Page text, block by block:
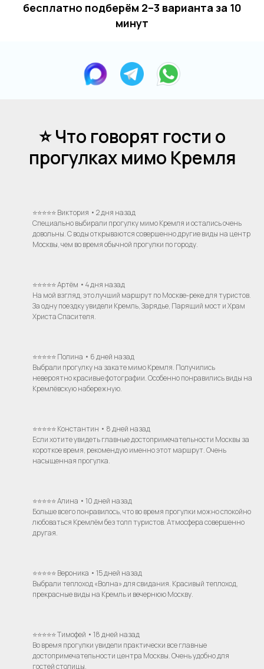
бесплатно подберём 2–3 варианта за 10
минут
⭐ Что говорят гости о
прогулках мимо Кремля
⭐⭐⭐⭐⭐ Виктория • 2 дня назад
Специально выбирали прогулку мимо Кремля и остались очень
довольны. С воды открываются совершенно другие виды на центр
Москвы, чем во время обычной прогулки по городу.
⭐⭐⭐⭐⭐ Артём • 4 дня назад
На мой взгляд, это лучший маршрут по Москве-реке для туристов.
За одну поездку увидели Кремль, Зарядье, Парящий мост и Храм
Христа Спасителя.
⭐⭐⭐⭐⭐ Полина • 6 дней назад
Выбрали прогулку на закате мимо Кремля. Получились
невероятно красивые фотографии. Особенно понравились виды на
Кремлёвскую набережную.
⭐⭐⭐⭐⭐ Константин • 8 дней назад
Если хотите увидеть главные достопримечательности Москвы за
короткое время, рекомендую именно этот маршрут. Очень
насыщенная прогулка.
⭐⭐⭐⭐⭐ Алина • 10 дней назад
Больше всего понравилось, что во время прогулки можно спокойно
любоваться Кремлём без толп туристов. Атмосфера совершенно
другая.
⭐⭐⭐⭐⭐ Вероника • 15 дней назад
Выбрали теплоход «Волна» для свидания. Красивый теплоход,
прекрасные виды на Кремль и вечернюю Москву.
⭐⭐⭐⭐⭐ Тимофей • 18 дней назад
Во время прогулки увидели практически все главные
достопримечательности центра Москвы. Очень удобно для
гостей столицы.